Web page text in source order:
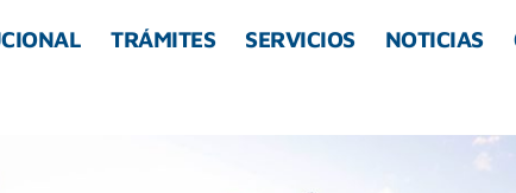
TRÁMITES SERVICIOS NOTICIAS